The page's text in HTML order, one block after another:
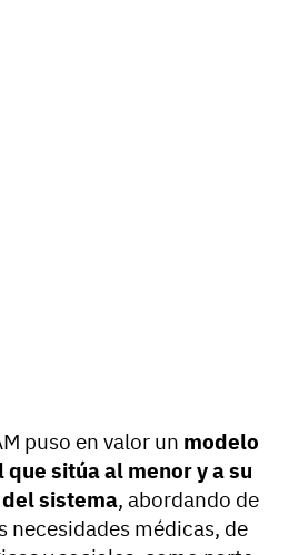
puso en valor un modelo
sitúa al menor y a su
sistema, abordando de
necesidades médicas, de